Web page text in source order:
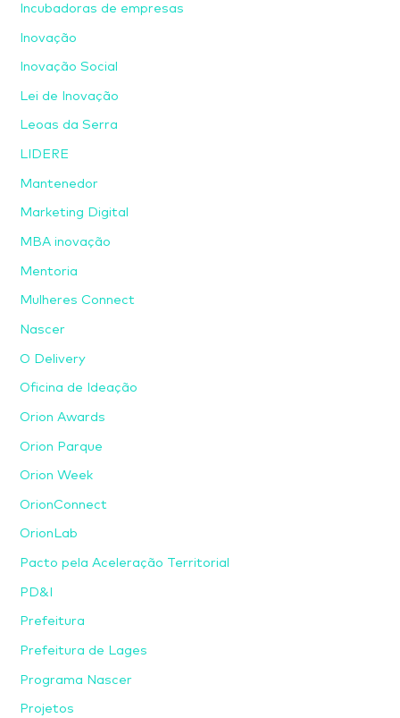
Incubadoras de empresas
Inovação
Inovação Social
Lei de Inovação
Leoas da Serra
LIDERE
Mantenedor
Marketing Digital
MBA inovação
Mentoria
Mulheres Connect
Nascer
O Delivery
Oficina de Ideação
Orion Awards
Orion Parque
Orion Week
OrionConnect
OrionLab
Pacto pela Aceleração Territorial
PD&I
Prefeitura
Prefeitura de Lages
Programa Nascer
Projetos